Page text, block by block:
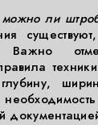
можно ли
Важно
глубину,